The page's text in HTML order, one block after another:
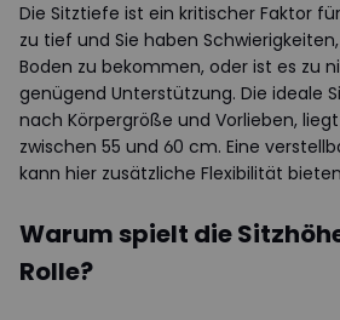
Die Sitztiefe ist ein kritischer Faktor
zu tief und Sie haben
Boden zu bekommen, oder ist es zu
genügend Unterstützung. Die ideale
nach Körpergröße und Vorlieben,
zwischen 55 und 60 cm. Eine
kann hier zusätzliche Flexibilität
Warum spielt die
Rolle?